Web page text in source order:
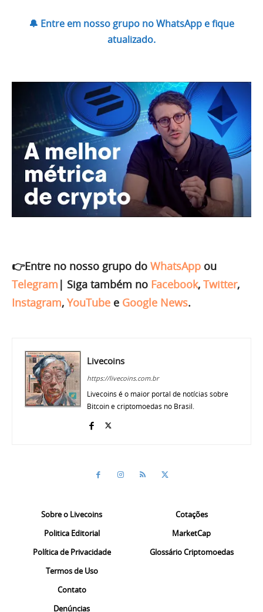
🔔 Entre em nosso grupo no WhatsApp e fique
atualizado.
👉Entre no nosso grupo do WhatsApp ou
Telegram | Siga também no Facebook, Twitter,
Instagram, YouTube e Google News.
Livecoins
https://livecoins.com.br
Livecoins é o maior portal de notícias sobre
Bitcoin e criptomoedas no Brasil.
Sobre o Livecoins
Politica Editorial
Política de Privacidade
Termos de Uso
Contato
Denúncias
Cotações
MarketCap
Glossário Criptomoedas